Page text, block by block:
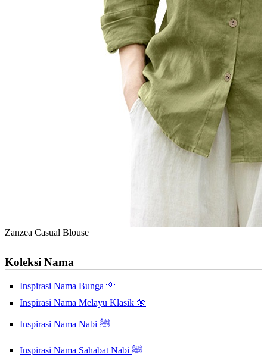
Zanzea Casual Blouse
Koleksi Nama
Inspirasi Nama Bunga 🌺
Inspirasi Nama Melayu Klasik 🌼
Inspirasi Nama Nabi ﷺ
Inspirasi Nama Sahabat Nabi ﷺ